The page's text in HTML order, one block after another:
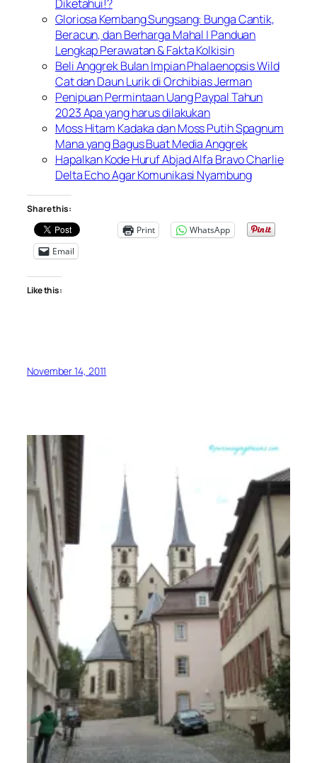
Diketahui!?
Gloriosa Kembang Sungsang: Bunga Cantik,
Beracun, dan Berharga Mahal | Panduan
Lengkap Perawatan & Fakta Kolkisin
Beli Anggrek Bulan Impian Phalaenopsis Wild
Cat dan Daun Lurik di Orchibias Jerman
Penipuan Permintaan Uang Paypal Tahun
2023 Apa yang harus dilakukan
Moss Hitam Kadaka dan Moss Putih Spagnum
Mana yang Bagus Buat Media Anggrek
Hapalkan Kode Huruf Abjad Alfa Bravo Charlie
Delta Echo Agar Komunikasi Nyambung
Share this:
Print
WhatsApp
Email
Like this:
November 14, 2011